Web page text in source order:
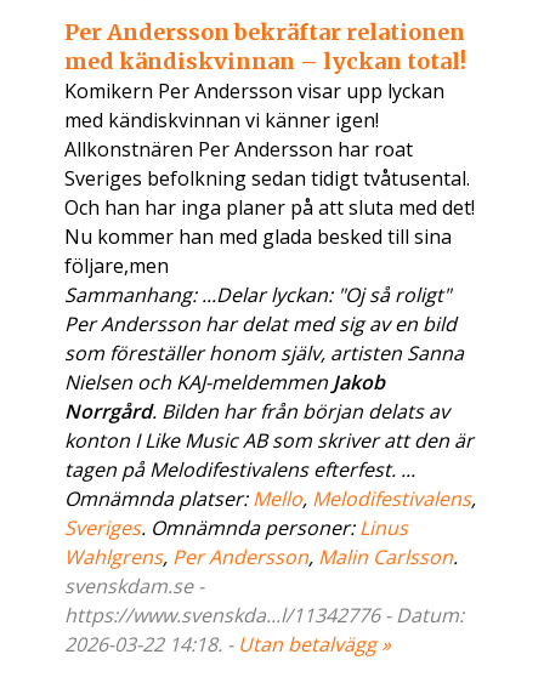
Per Andersson bekräftar relationen
med kändiskvinnan – lyckan total!
Komikern Per Andersson visar upp lyckan
med kändiskvinnan vi känner igen!
Allkonstnären Per Andersson har roat
Sveriges befolkning sedan tidigt tvåtusental.
Och han har inga planer på att sluta med det!
Nu kommer han med glada besked till sina
följare,men
Sammanhang: ...Delar lyckan: "Oj så roligt"
Per Andersson har delat med sig av en bild
som föreställer honom själv, artisten Sanna
Nielsen och KAJ-meldemmen Jakob
Norrgård. Bilden har från början delats av
konton I Like Music AB som skriver att den är
tagen på Melodifestivalens efterfest. ...
Omnämnda platser:Mello, Melodifestivalens,
Sveriges. Omnämnda personer:Linus
Wahlgrens, Per Andersson, Malin Carlsson.
svenskdam.se -
https://www.svenskda...l/11342776 - Datum:
2026-03-22 14:18. - Utan betalvägg »